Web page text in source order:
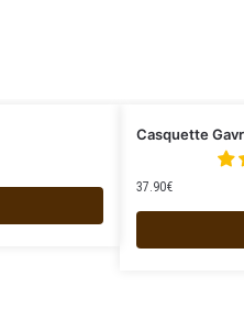
Casquette
37.90€